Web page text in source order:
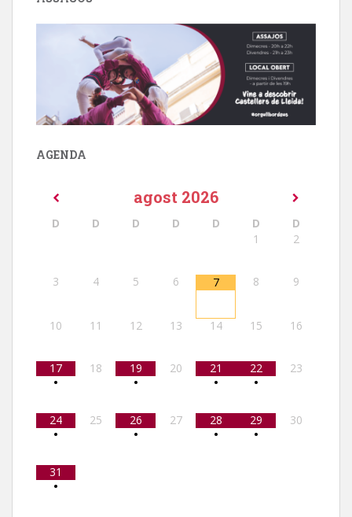
AGENDA
agost 2026
D D D D D D
D
1
2
3 4 5 6 7 8 9
10 11 12 13 14 15 16
17
•
18
19
•
20
21
•
22
•
23
24
•
25
26
•
27
28
•
29
•
30
31
•